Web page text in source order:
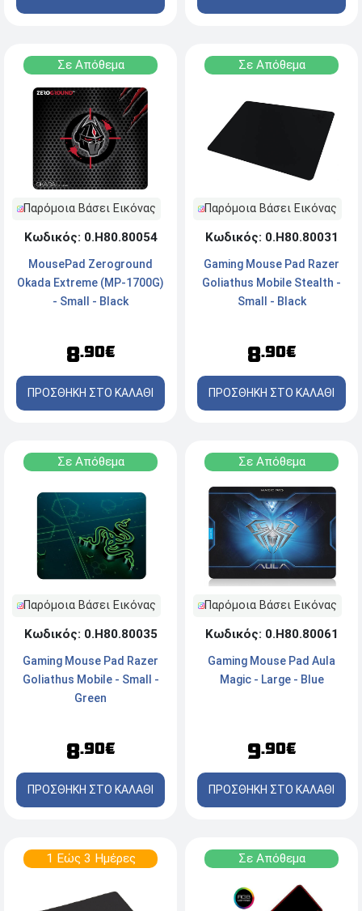
Σε Απόθεμα
Παρόμοια Βάσει Εικόνας
Κωδικός: 0.Η80.80054
MousePad Zeroground
Okada Extreme (MP-1700G)
- Small - Black
8.90€
ΠΡΟΣΘΗΚΗ ΣΤΟ ΚΑΛΑΘΙ
Σε Απόθεμα
Παρόμοια Βάσει Εικόνας
Κωδικός: 0.Η80.80031
Gaming Mouse Pad Razer
Goliathus Mobile Stealth -
Small - Black
8.90€
ΠΡΟΣΘΗΚΗ ΣΤΟ ΚΑΛΑΘΙ
Σε Απόθεμα
Παρόμοια Βάσει Εικόνας
Κωδικός: 0.Η80.80035
Gaming Mouse Pad Razer
Goliathus Mobile - Small -
Green
8.90€
ΠΡΟΣΘΗΚΗ ΣΤΟ ΚΑΛΑΘΙ
Σε Απόθεμα
Παρόμοια Βάσει Εικόνας
Κωδικός: 0.Η80.80061
Gaming Mouse Pad Aula
Magic - Large - Blue
9.90€
ΠΡΟΣΘΗΚΗ ΣΤΟ ΚΑΛΑΘΙ
1 Εώς 3 Ημέρες Σε Απόθεμα